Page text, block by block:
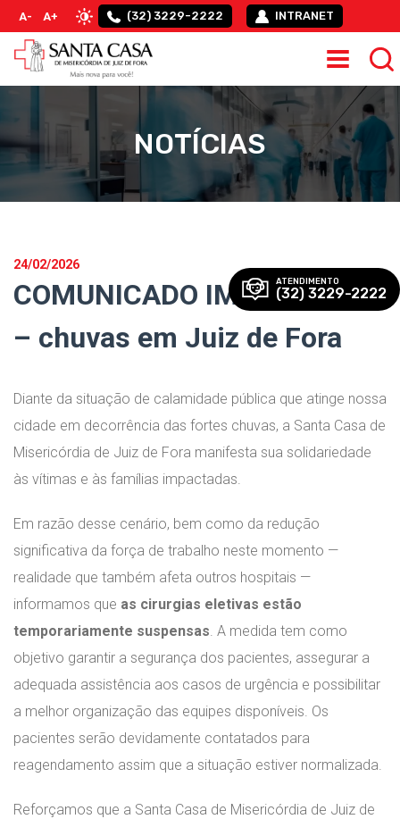
ATENDIMENTO
(32) 3229-2222
A- A+ (32) 3229-2222 INTRANET
NOTÍCIAS
24/02/2026
COMUNICADO IMPORTANTE
– chuvas em Juiz de Fora
Diante da situação de calamidade pública que atinge nossa
cidade em decorrência das fortes chuvas, a Santa Casa de
Misericórdia de Juiz de Fora manifesta sua solidariedade
às vítimas e às famílias impactadas.
Em razão desse cenário, bem como da redução
significativa da força de trabalho neste momento —
realidade que também afeta outros hospitais —
informamos que as cirurgias eletivas estão
temporariamente suspensas. A medida tem como
objetivo garantir a segurança dos pacientes, assegurar a
adequada assistência aos casos de urgência e possibilitar
a melhor organização das equipes disponíveis. Os
pacientes serão devidamente contatados para
reagendamento assim que a situação estiver normalizada.
Reforçamos que a Santa Casa de Misericórdia de Juiz de